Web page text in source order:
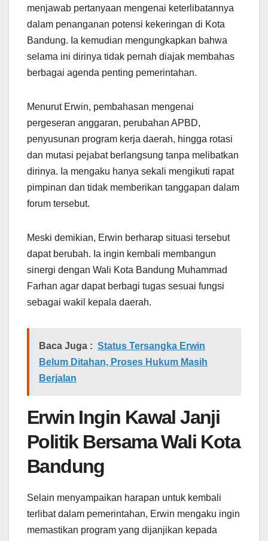
menjawab pertanyaan mengenai keterlibatannya
dalam penanganan potensi kekeringan di Kota
Bandung. Ia kemudian mengungkapkan bahwa
selama ini dirinya tidak pernah diajak membahas
berbagai agenda penting pemerintahan.
Menurut Erwin, pembahasan mengenai
pergeseran anggaran, perubahan APBD,
penyusunan program kerja daerah, hingga rotasi
dan mutasi pejabat berlangsung tanpa melibatkan
dirinya. Ia mengaku hanya sekali mengikuti rapat
pimpinan dan tidak memberikan tanggapan dalam
forum tersebut.
Meski demikian, Erwin berharap situasi tersebut
dapat berubah. Ia ingin kembali membangun
sinergi dengan Wali Kota Bandung Muhammad
Farhan agar dapat berbagi tugas sesuai fungsi
sebagai wakil kepala daerah.
Baca Juga : Status Tersangka Erwin
Belum Ditahan, Proses Hukum Masih
Berjalan
Erwin Ingin Kawal Janji
Politik Bersama Wali Kota
Bandung
Selain menyampaikan harapan untuk kembali
terlibat dalam pemerintahan, Erwin mengaku ingin
memastikan program yang dijanjikan kepada